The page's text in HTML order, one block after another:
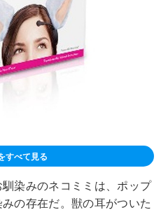
すべて見る
染みのネコミミは、ポップ
の存在だ。獣の耳がついた